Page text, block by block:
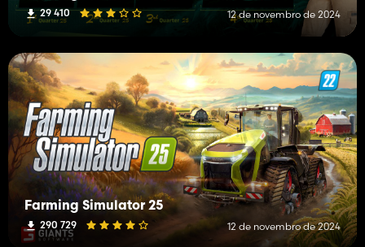
29 410 12 de novembro de 2024
Farming Simulator 25
290 729 12 de novembro de 2024